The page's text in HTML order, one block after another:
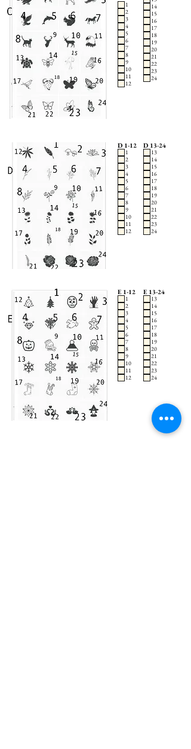
14
15
16
17
18
19
20
21
22
23
24
1
2
3
4
5
6
7
8
9
10
11
12
D 1-12
1
2
3
4
5
6
7
8
9
10
11
12
D 13-24
13
14
15
16
17
18
19
20
21
22
23
24
E 1-12
1
2
3
4
5
6
7
8
9
10
11
12
E 13-24
13
14
15
16
17
18
19
20
21
22
23
24